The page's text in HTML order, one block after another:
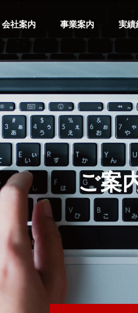
会社案内 事業案内 実績
企業
Philosophy
地盤
弊社の
ご案